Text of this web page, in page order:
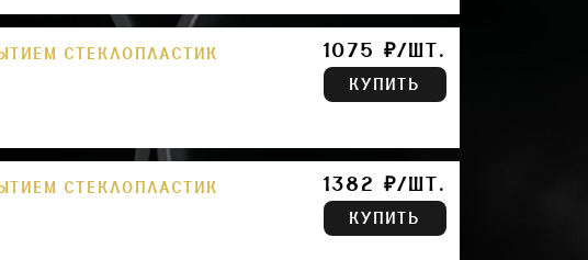
СТЕКЛОПЛАСТИК 1075 ₽/ШТ.
КУПИТЬ
СТЕКЛОПЛАСТИК 1382 ₽/ШТ.
КУПИТЬ